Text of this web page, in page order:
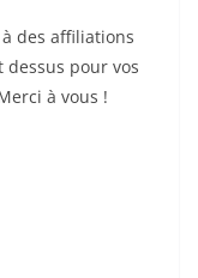
des affiliations
dessus pour vos
à vous !